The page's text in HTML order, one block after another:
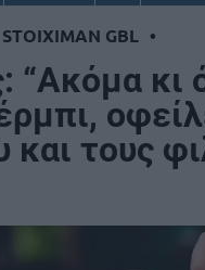
STOIXIMAN GBL •
“Ακόμα κι
τους